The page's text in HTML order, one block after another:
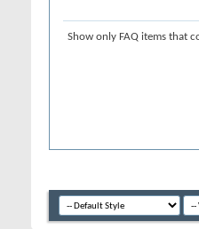
Show only FAQ items that